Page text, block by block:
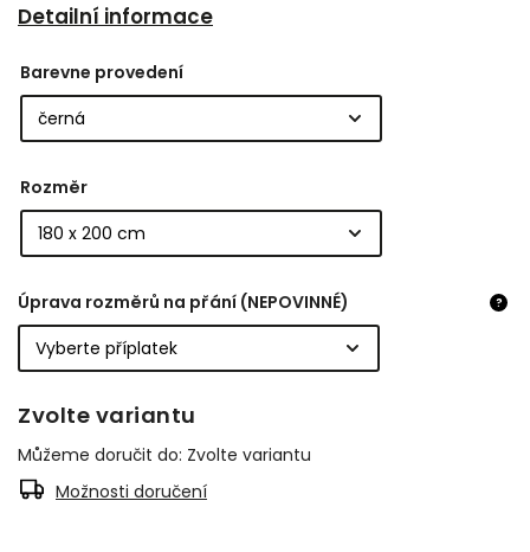
Detailní informace
Barevne provedení
Rozměr
Úprava rozměrů na přání (NEPOVINNÉ) ?
Zvolte variantu
Můžeme doručit do: Zvolte variantu
Možnosti doručení